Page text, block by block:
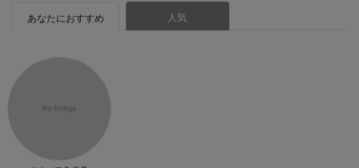
あなたにおすすめ 人気